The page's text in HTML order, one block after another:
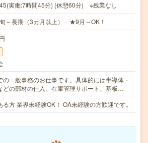
実働:7時間45分) (休憩60分) ※残業なし
～長期（3カ月以上） ★9月～OK！
の一般事務のお仕事です。具体的には半導体・
どの部材の仕入、在庫管理サポート、基板…
る方 業界未経験OK！ OA未経験の方歓迎です。